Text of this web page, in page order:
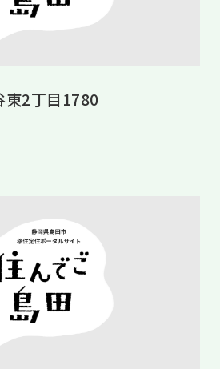
東2丁目1780